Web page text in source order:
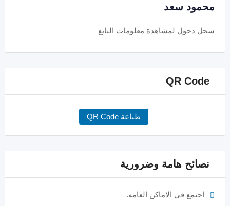
محمود سعد
سجل دخول لمشاهدة معلومات البائع
QR Code
طباعة QR Code
نصائح هامة وضرورية
اجتمع في الاماكن العامه.